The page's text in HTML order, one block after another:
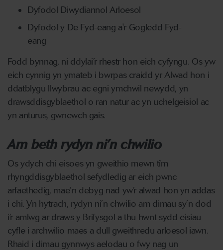
Dyfodol Diwydiannol Arloesol
Dyfodol y De Fyd-eang a'r Gogledd Fyd-
eang
Fodd bynnag, ni ddylai’r rhestr hon eich cyfyngu. Os yw
eich cynnig yn ymateb i bwrpas craidd yr Alwad hon i
ddatblygu llwybrau ac egni ymchwil newydd, yn
drawsddisgyblaethol o ran natur ac yn uchelgeisiol ac
yn anturus, gwnewch gais.
Am beth rydyn ni’n chwilio
Os ydych chi eisoes yn gweithio mewn tîm
rhyngddisgyblaethol sefydledig ar eich pwnc
arfaethedig, mae’n debyg nad yw’r alwad hon yn addas
i chi. Yn hytrach, rydyn ni’n chwilio am dimau sy’n dod
i’r amlwg ar draws y Brifysgol a thu hwnt sydd eisiau
cyfle i archwilio maes a dull gweithredu arloesol iawn.
Rhaid i dimau gynnwys aelodau o fwy nag un